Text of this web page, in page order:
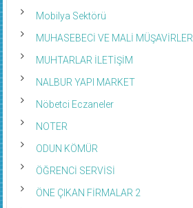
Mobilya Sektörü
MUHASEBECİ VE MALİ MÜŞAVİRLER
MUHTARLAR İLETİŞİM
NALBUR YAPI MARKET
Nöbetci Eczaneler
NOTER
ODUN KÖMÜR
ÖĞRENCİ SERVİSİ
ÖNE ÇIKAN FİRMALAR 2